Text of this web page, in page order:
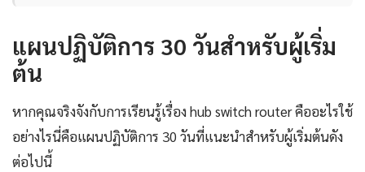
แผนปฏิบัติการ 30 วันสำหรับผู้เริ่ม
ต้น
หากคุณจริงจังกับการเรียนรู้เรื่อง hub switch router คืออะไรใช้
อย่างไรนี่คือแผนปฏิบัติการ 30 วันที่แนะนำสำหรับผู้เริ่มต้นดัง
ต่อไปนี้